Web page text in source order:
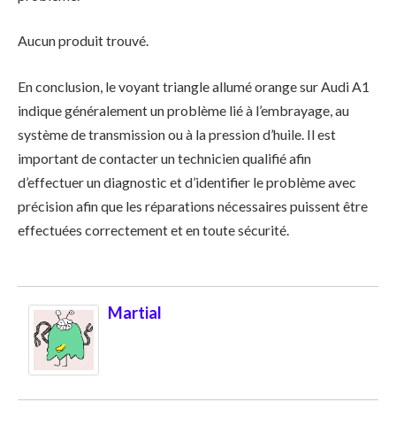
Aucun produit trouvé.
En conclusion, le voyant triangle allumé orange sur Audi A1
indique généralement un problème lié à l’embrayage, au
système de transmission ou à la pression d’huile. Il est
important de contacter un technicien qualifié afin
d’effectuer un diagnostic et d’identifier le problème avec
précision afin que les réparations nécessaires puissent être
effectuées correctement et en toute sécurité.
Martial